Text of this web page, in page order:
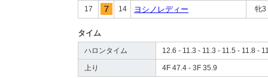
17 14 ヨシノレディー 牝3
タイム
ハロンタイム 12.6 - 11.3 - 11.3 - 11.5 - 11.8 -
上り 4F 47.4 - 3F 35.9